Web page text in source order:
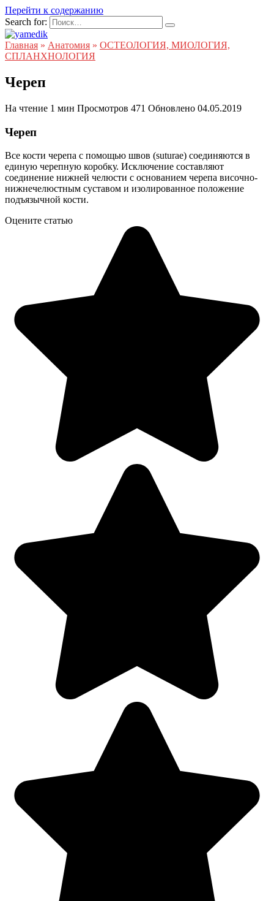
Перейти к содержанию
Search for:
Главная » Анатомия » ОСТЕОЛОГИЯ, МИОЛОГИЯ,
СПЛАНХНОЛОГИЯ
Череп
На чтение 1 мин Просмотров 471 Обновлено 04.05.2019
Череп
Все кости черепа с помощью швов (suturae) соединяются в
единую черепную коробку. Исключение составляют
соединение нижней челюсти с основанием черепа височно-
нижнечелюстным суставом и изолированное положение
подъязычной кости.
Оцените статью